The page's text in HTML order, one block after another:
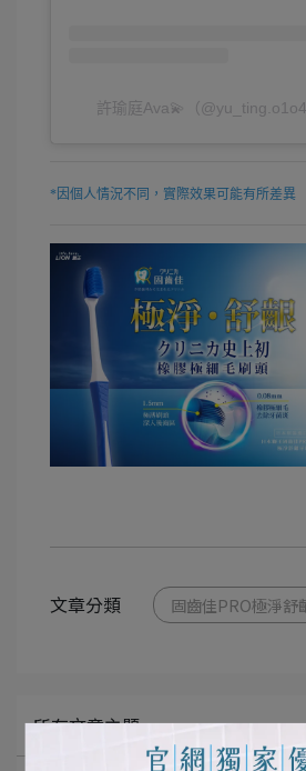
許瑜庭Ava💫（
*因個人情況不同，實際效果可能有所差異
文章分類 固齒佳PRO極淨舒
所有文章主題